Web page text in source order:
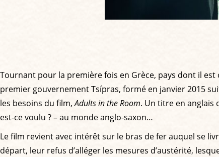
Tournant pour la première fois en Grèce, pays dont il
premier gouvernement Tsípras, formé en janvier 2015
les besoins du film,Adults in the Room. Un titre en anglais
est-ce voulu ? – au monde anglo-saxon…
Le film revient avec intérêt sur le bras de fer auquel se
départ, leur refus d’alléger les mesures d’austérité,